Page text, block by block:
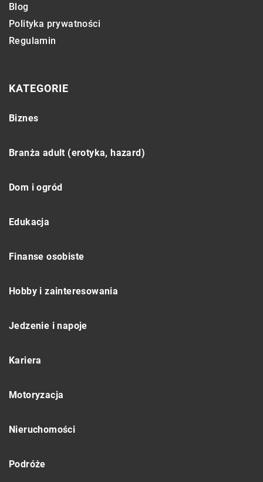
Blog
Polityka prywatności
Regulamin
KATEGORIE
Biznes
Branża adult (erotyka, hazard)
Dom i ogród
Edukacja
Finanse osobiste
Hobby i zainteresowania
Jedzenie i napoje
Kariera
Motoryzacja
Nieruchomości
Podróże